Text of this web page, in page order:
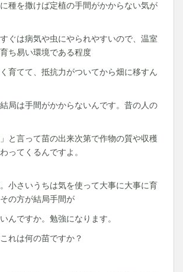
撒けば定植の手間がかからない気が
ぐは病気や虫にやられやすいので、温室
ち易い環境である程度
て、抵抗力がついてから畑に移すん
手間がかからないんです。昔の人の
って苗の出来次第で作物の質や収穫
ってくるんですよ。
小さいうちは気を使って大事に大事に育
の方が結局手間が
すか。勉強になります。
は何の苗ですか？